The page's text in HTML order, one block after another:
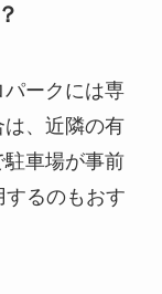
ークには専
、近隣の有
車場が事前
するのもおす